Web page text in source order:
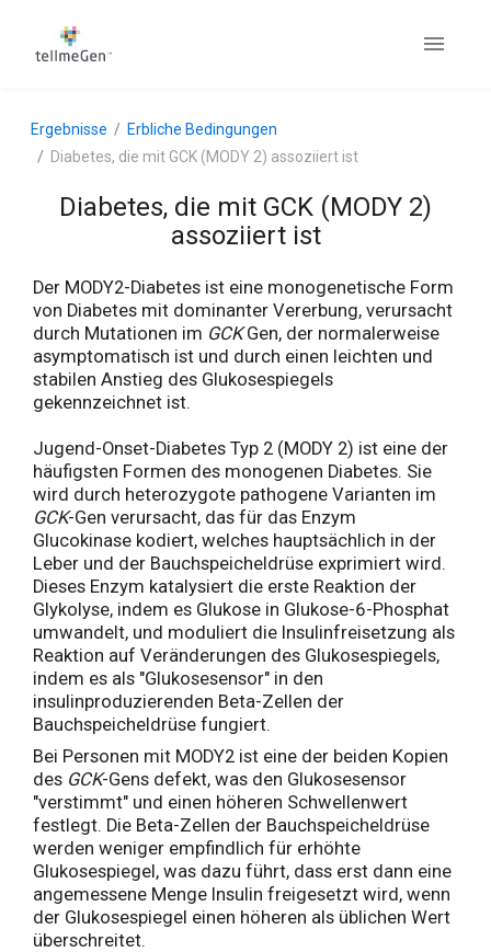
Ergebnisse
Erbliche Bedingungen
Diabetes, die mit GCK (MODY 2) assoziiert ist
Diabetes, die mit GCK (MODY 2)
assoziiert ist
Der MODY2-Diabetes ist eine monogenetische Form
von Diabetes mit dominanter Vererbung, verursacht
durch Mutationen im GCK Gen, der normalerweise
asymptomatisch ist und durch einen leichten und
stabilen Anstieg des Glukosespiegels
gekennzeichnet ist.
Jugend-Onset-Diabetes Typ 2 (MODY 2) ist eine der
häufigsten Formen des monogenen Diabetes. Sie
wird durch heterozygote pathogene Varianten im
GCK-Gen verursacht, das für das Enzym
Glucokinase kodiert, welches hauptsächlich in der
Leber und der Bauchspeicheldrüse exprimiert wird.
Dieses Enzym katalysiert die erste Reaktion der
Glykolyse, indem es Glukose in Glukose-6-Phosphat
umwandelt, und moduliert die Insulinfreisetzung als
Reaktion auf Veränderungen des Glukosespiegels,
indem es als "Glukosesensor" in den
insulinproduzierenden Beta-Zellen der
Bauchspeicheldrüse fungiert.
Bei Personen mit MODY2 ist eine der beiden Kopien
des GCK-Gens defekt, was den Glukosesensor
"verstimmt" und einen höheren Schwellenwert
festlegt. Die Beta-Zellen der Bauchspeicheldrüse
werden weniger empfindlich für erhöhte
Glukosespiegel, was dazu führt, dass erst dann eine
angemessene Menge Insulin freigesetzt wird, wenn
der Glukosespiegel einen höheren als üblichen Wert
überschreitet.